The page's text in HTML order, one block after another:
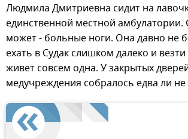
Людмила Дмитриевна сидит на
единственной местной амбулатории.
может - больные ноги. Она давно не
ехать в Судак слишком далеко и
живет совсем одна. У закрытых
медучреждения собралось едва ли не